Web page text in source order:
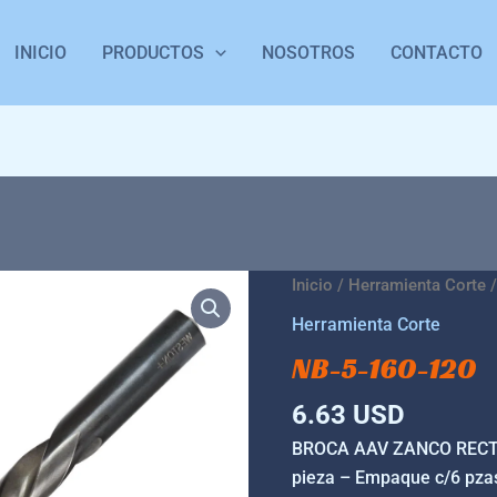
INICIO PRODUCTOS NOSOTROS CONTACTO
Inicio / Herramienta Corte
Herramienta Corte
NB-5-160-120
6.63 USD
BROCA AAV ZANCO
pieza – Empaque c/6
NB-
5-
120